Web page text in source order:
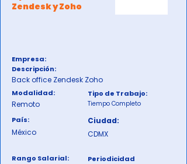
Zendesk y Zoho
Empresa:
Descripción:
Back office Zendesk Zoho
Modalidad:
Remoto
Tipo de Trabajo:
Tiempo Completo
País:
Ciudad:
México
CDMX
Rango Salarial: Periodicidad